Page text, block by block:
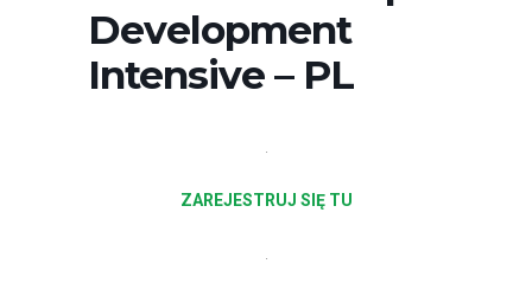
Development
Intensive – PL
ZAREJESTRUJ SIĘ TU